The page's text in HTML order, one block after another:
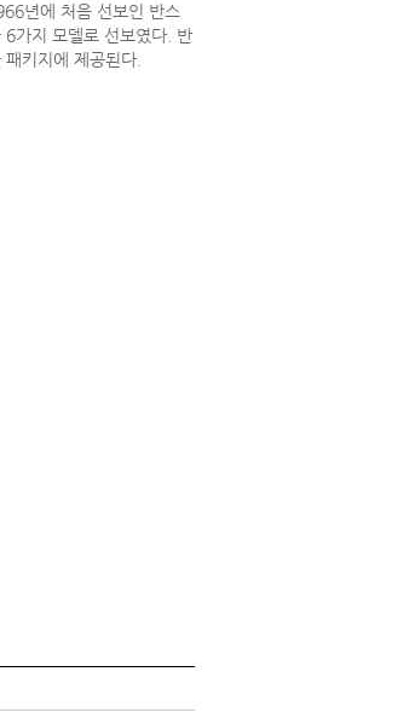
년에 처음 선보인 반스
가지 모델로 선보였다. 반
키지에 제공된다.